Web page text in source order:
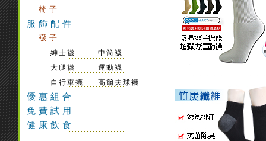
椅子
服飾配件
襪子
紳士襪
中筒襪
大腿襪
運動襪
自行車襪
高爾夫球襪
優惠組合
免費試用
健康飲食